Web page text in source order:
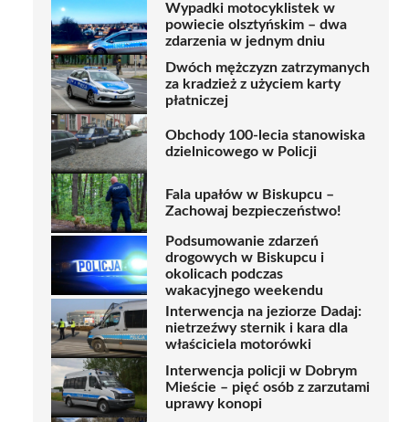
Wypadki motocyklistek w
powiecie olsztyńskim – dwa
zdarzenia w jednym dniu
Dwóch mężczyzn zatrzymanych
za kradzież z użyciem karty
płatniczej
Obchody 100-lecia stanowiska
dzielnicowego w Policji
Fala upałów w Biskupcu –
Zachowaj bezpieczeństwo!
Podsumowanie zdarzeń
drogowych w Biskupcu i
okolicach podczas
wakacyjnego weekendu
Interwencja na jeziorze Dadaj:
nietrzeźwy sternik i kara dla
właściciela motorówki
Interwencja policji w Dobrym
Mieście – pięć osób z zarzutami
uprawy konopi